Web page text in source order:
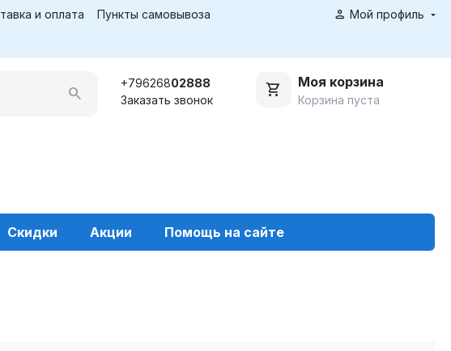
и оплата Пункты самовывоза Мой профиль
+79626802888
Заказать звонок
Моя корзина
Корзина пуста
Скидки Акции Помощь на сайте